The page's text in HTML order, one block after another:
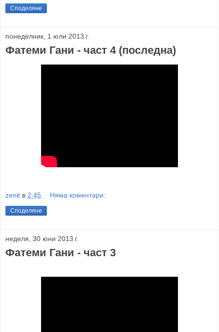
Споделяне
понеделник, 1 юли 2013 г.
Фатеми Гани - част 4 (последна)
zenit в 2:45 Няма коментари:
Споделяне
неделя, 30 юни 2013 г.
Фатеми Гани - част 3